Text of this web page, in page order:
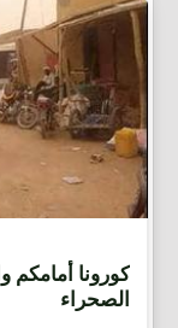
كورونا أمامكم
الصحراء